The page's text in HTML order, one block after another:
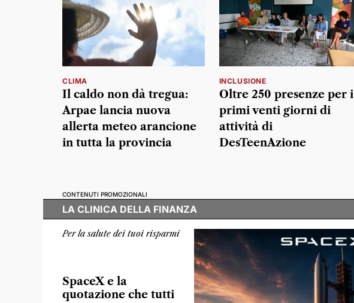
CLIMA
Il caldo non dà tregua:
Arpae lancia nuova
allerta meteo arancione
in tutta la provincia
INCLUSIONE
Oltre 250 presenze per i
primi venti giorni di
attività di
DesTeenAzione
CONTENUTI PROMOZIONALI
LA CLINICA DELLA FINANZA
Per la salute dei tuoi risparmi
SpaceX e la
quotazione che tutti